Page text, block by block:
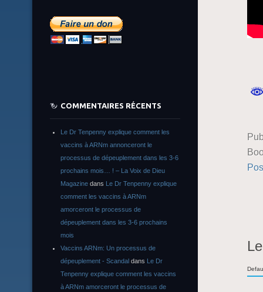
COMMENTAIRES RÉCENTS
Le Dr Tenpenny explique comment les
vaccins à ARNm annonceront le
processus de dépeuplement dans les 3-6
prochains mois… ! – La Voix de Dieu
Magazine dans Le Dr Tenpenny explique
comment les vaccins à ARNm
amorceront le processus de
dépeuplement dans les 3-6 prochains
mois
Vaccins ARNm: Un processus de
dépeuplement - Scandal dans Le Dr
Tenpenny explique comment les vaccins
à ARNm amorceront le processus de